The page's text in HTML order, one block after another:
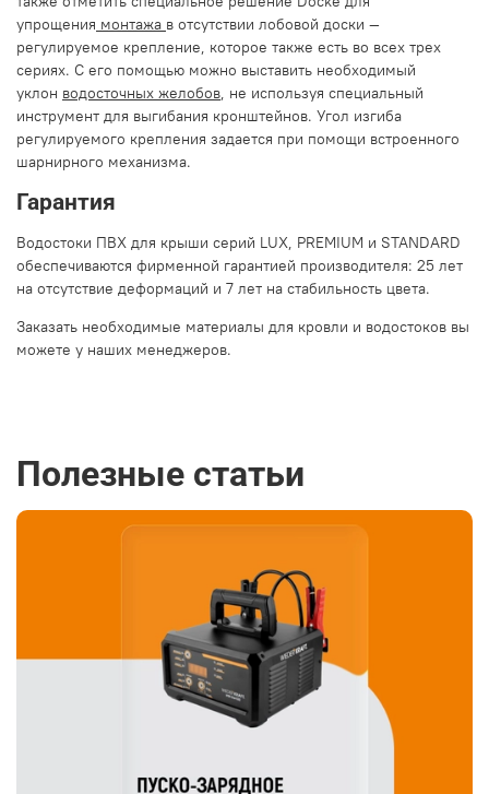
упрощения монтажа в отсутствии лобовой доски —
регулируемое крепление, которое также есть во всех трех
сериях. С его помощью можно выставить необходимый
уклон водосточных желобов , не используя специальный
инструмент для выгибания кронштейнов. Угол изгиба
регулируемого крепления задается при помощи встроенного
шарнирного механизма.
Гарантия
Водостоки ПВХ для крыши серий LUX, PREMIUM и STANDARD
обеспечиваются фирменной гарантией производителя: 25 лет
на отсутствие деформаций и 7 лет на стабильность цвета.
Заказать необходимые материалы для кровли и водостоков вы
можете у наших менеджеров.
Полезные статьи